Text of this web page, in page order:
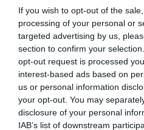
If you wish to opt-out of the
processing of your personal or
targeted advertising by us,
section to confirm your
opt-out request is processed
interest-based ads based on
us or personal information
your opt-out. You may
disclosure of your personal
IAB’s list of downstream
ΤΖΕΝΗ ΚΑΠΑΔΑΗ
Newsletter
Κάθε βδομάδα στο e-mail σας
την Τέχνη και τον